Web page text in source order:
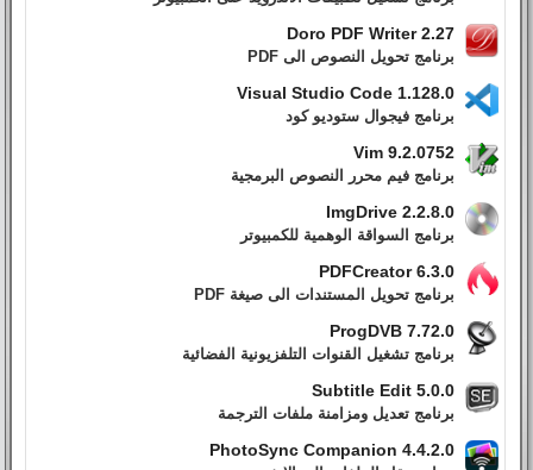
Doro PDF Writer 2.27
برنامج تحويل النصوص الى PDF
Visual Studio Code 1.128.0
برنامج فيجوال ستوديو كود
Vim 9.2.0752
برنامج فيم محرر النصوص البرمجية
ImgDrive 2.2.8.0
برنامج السواقة الوهمية للكمبيوتر
PDFCreator 6.3.0
برنامج تحويل المستندات الى صيغة PDF
ProgDVB 7.72.0
برنامج تشغيل القنوات التلفزيونية الفضائية
Subtitle Edit 5.0.0
برنامج تعديل ومزامنة ملفات الترجمة
PhotoSync Companion 4.4.2.0